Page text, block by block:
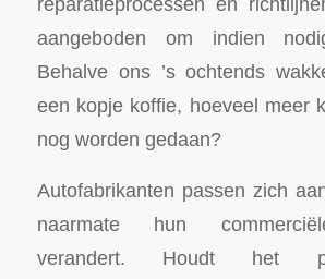
aangeboden om indien
Behalve ons ’s ochtends
een kopje koffie, hoeveel meer
nog worden gedaan?
Autofabrikanten passen zich
naarmate hun
verandert. Houdt het